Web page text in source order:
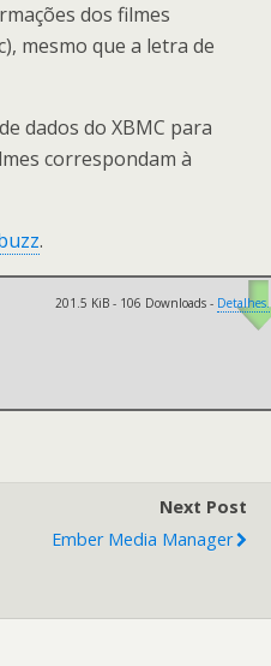
dos filmes
mesmo que a letra de
dados do XBMC para
correspondam à
.
201.5 KiB - 106 Downloads -
Next Post
Ember Media Manager